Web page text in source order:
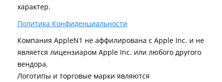
характер.
Политика Конфиденциальности
Компания AppleN1 не аффилирована c Apple Inc. и не
является лицензиаром Apple Inc. или любого другого
вендора.
Логотипы и торговые марки являются